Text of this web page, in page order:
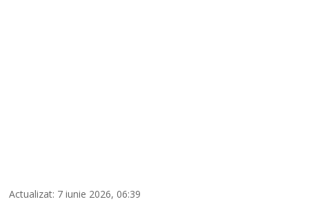
Actualizat: 7 iunie 2026, 06:39